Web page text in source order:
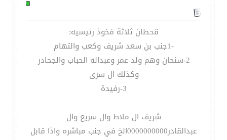
قحطان ثلاثة فخوذ رئيسيه:
-1جنب بن سعد شريف وكعب والتهام
2-سنحان وهم ولد عمر وعبداله الحباب والجحادر
وكذلك ال سرى
3-رفيدة
شريف ال ملاط وال سريع وال
عبدالقادر0000000000الخ في جنب مباشره واذا قابل